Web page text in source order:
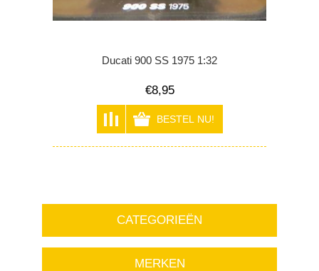
Ducati 900 SS 1975 1:32
€8,95
CATEGORIEËN
MERKEN